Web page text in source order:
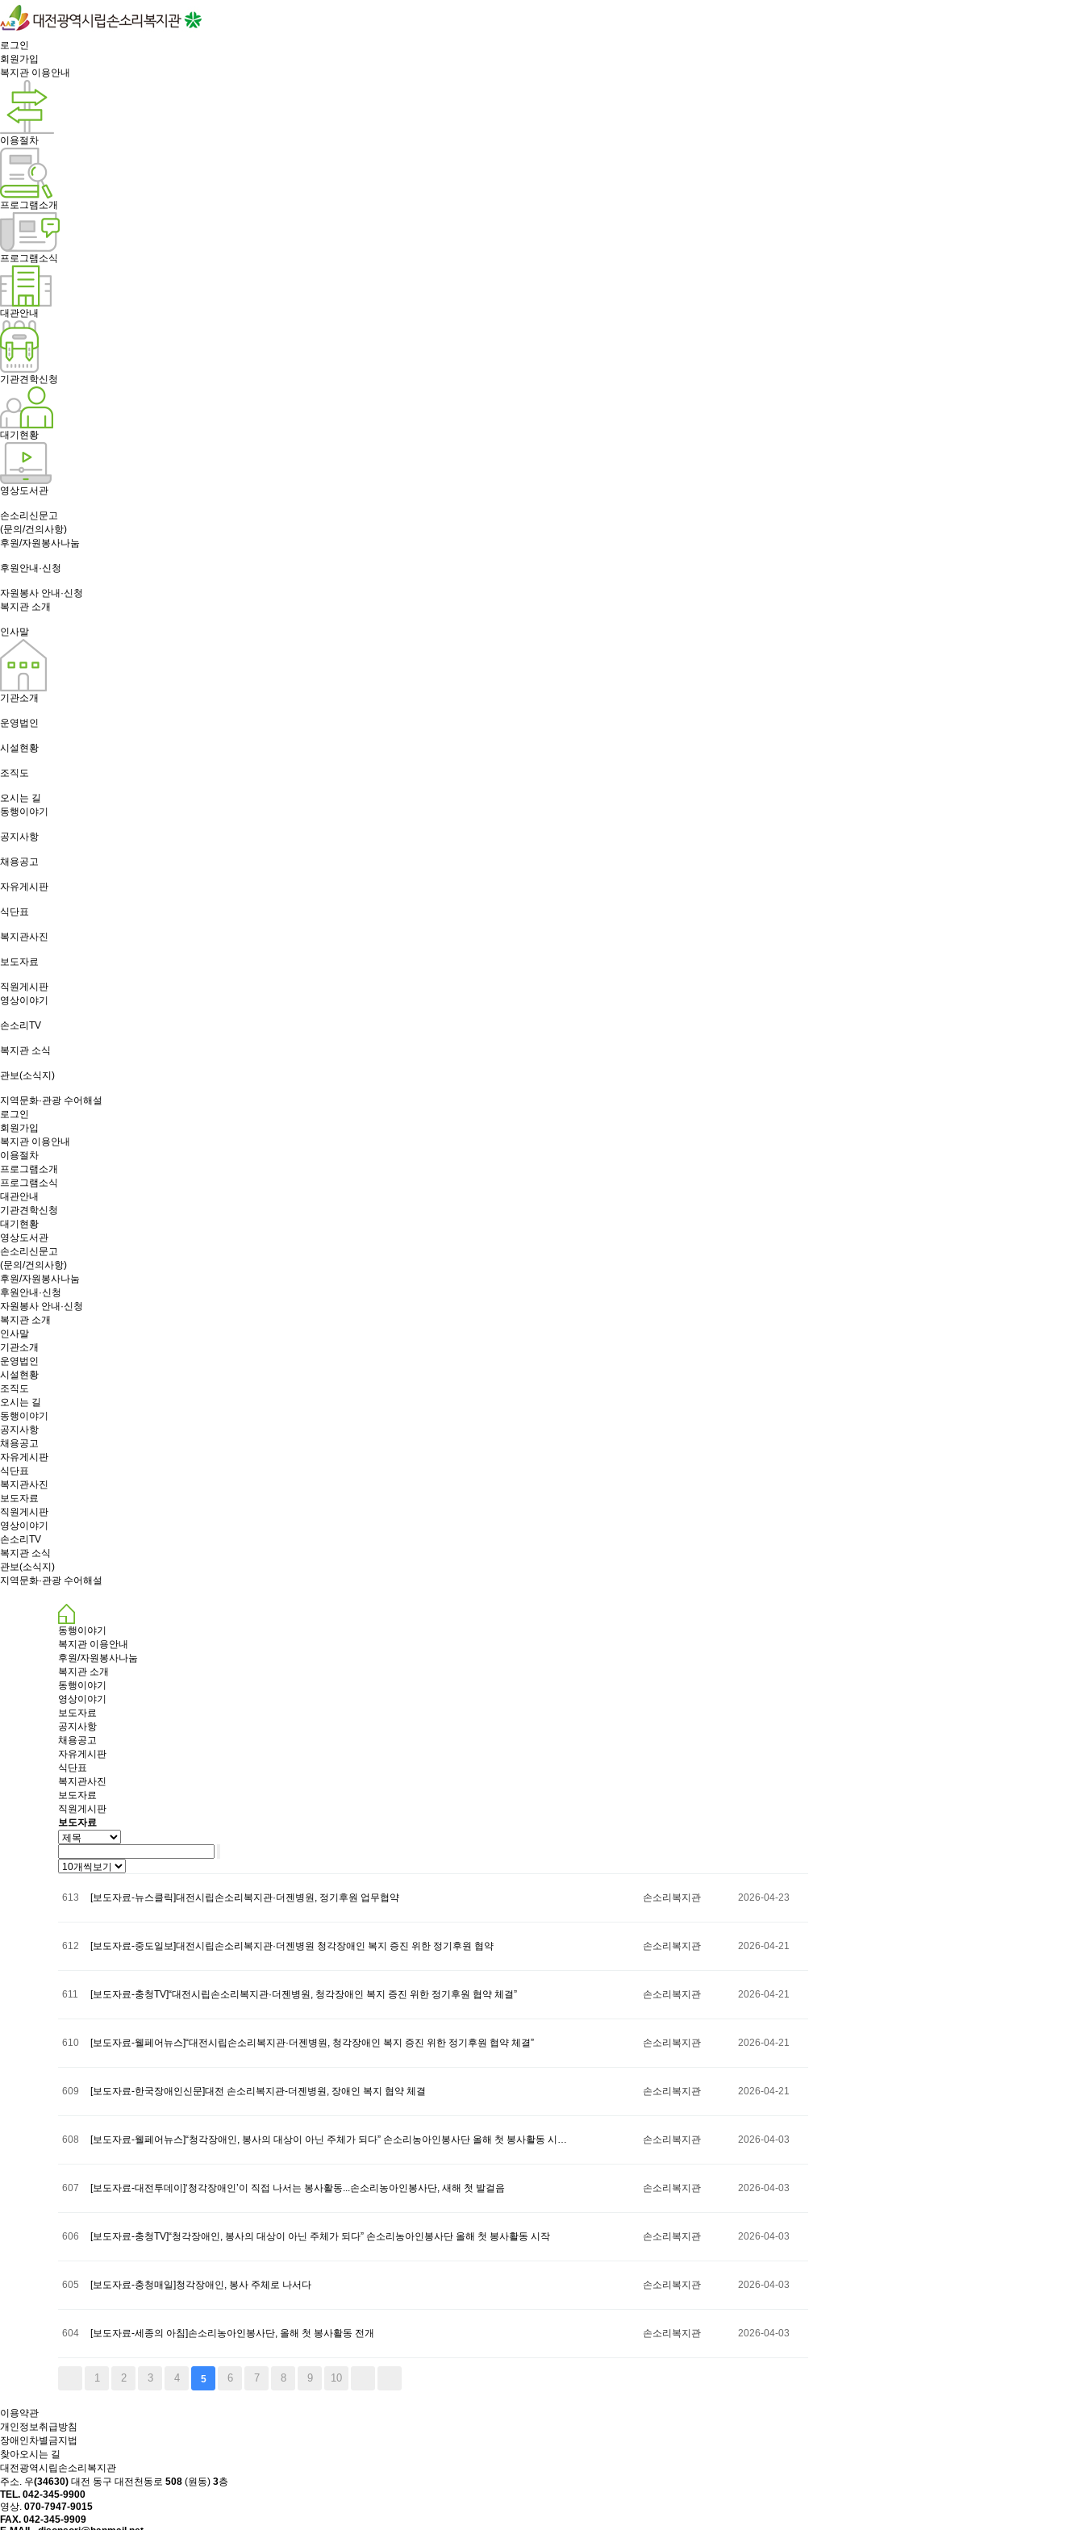
로그인
회원가입
복지관 이용안내
이용절차
프로그램소개
프로그램소식
대관안내
기관견학신청
대기현황
영상도서관
손소리신문고
(문의/건의사항)
후원/자원봉사나눔
후원안내·신청
자원봉사 안내·신청
복지관 소개
인사말
기관소개
운영법인
시설현황
조직도
오시는 길
동행이야기
공지사항
채용공고
자유게시판
식단표
복지관사진
보도자료
직원게시판
영상이야기
손소리TV
복지관 소식
관보(소식지)
지역문화·관광 수어해설
로그인
회원가입
복지관 이용안내
이용절차
프로그램소개
프로그램소식
대관안내
기관견학신청
대기현황
영상도서관
손소리신문고
(문의/건의사항)
후원/자원봉사나눔
후원안내·신청
자원봉사 안내·신청
복지관 소개
인사말
기관소개
운영법인
시설현황
조직도
오시는 길
동행이야기
공지사항
채용공고
자유게시판
식단표
복지관사진
보도자료
직원게시판
영상이야기
손소리TV
복지관 소식
관보(소식지)
지역문화·관광 수어해설
동행이야기
복지관 이용안내
후원/자원봉사나눔
복지관 소개
동행이야기
영상이야기
보도자료
공지사항
채용공고
자유게시판
식단표
복지관사진
보도자료
직원게시판
보도자료
613 [보도자료-뉴스클릭]대전시립손소리복지관·더젠병원, 정기후원 업무협약 손소리복지관 2026-04-23
612 [보도자료-중도일보]대전시립손소리복지관·더젠병원 청각장애인 복지 증진 위한 정기후원 협약 손소리복지관 2026-04-21
611 [보도자료-충청TV]“대전시립손소리복지관·더젠병원, 청각장애인 복지 증진 위한 정기후원 협약 체결” 손소리복지관 2026-04-21
610 [보도자료-웰페어뉴스]“대전시립손소리복지관·더젠병원, 청각장애인 복지 증진 위한 정기후원 협약 체결” 손소리복지관 2026-04-21
609 [보도자료-한국장애인신문]대전 손소리복지관-더젠병원, 장애인 복지 협약 체결 손소리복지관 2026-04-21
608 [보도자료-웰페어뉴스]“청각장애인, 봉사의 대상이 아닌 주체가 되다” 손소리농아인봉사단 올해 첫 봉사활동 시… 손소리복지관 2026-04-03
607 [보도자료-대전투데이]‘청각장애인’이 직접 나서는 봉사활동...손소리농아인봉사단, 새해 첫 발걸음 손소리복지관 2026-04-03
606 [보도자료-충청TV]“청각장애인, 봉사의 대상이 아닌 주체가 되다” 손소리농아인봉사단 올해 첫 봉사활동 시작 손소리복지관 2026-04-03
605 [보도자료-충청매일]청각장애인, 봉사 주체로 나서다 손소리복지관 2026-04-03
604 [보도자료-세종의 아침]손소리농아인봉사단, 올해 첫 봉사활동 전개 손소리복지관 2026-04-03
1 2 3 4 5 6 7 8 9 10
이용약관
개인정보취급방침
장애인차별금지법
찾아오시는 길
대전광역시립손소리복지관
주소. 우(34630) 대전 동구 대전천동로 508 (원동) 3층
TEL. 042-345-9900
영상. 070-7947-9015
FAX. 042-345-9909